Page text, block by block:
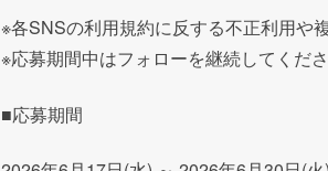
※各SNSの利用規約に反する不正利用や
※応募期間中はフォローを継続してくださ
■応募期間